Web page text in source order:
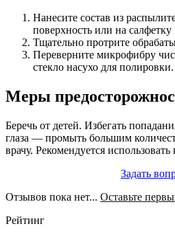
Нанесите состав из
поверхность или на
Тщательно протрите
Переверните микрофибру
стекло насухо для полировки.
Меры
Беречь от детей. Избегать
глаза — промыть большим
врачу. Рекомендуется использовать
Задать
Отзывов пока нет... Оставьте
Рейтинг